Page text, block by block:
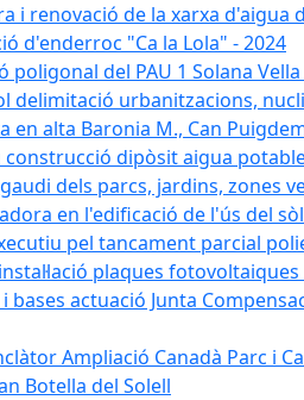
i renovació de la xarxa d'aigua
d'enderroc "Ca la Lola" - 2024
poligonal del PAU 1 Solana Vella
delimitació urbanitzacions,
en alta Baronia M., Can
dipòsit aigua
dels parcs, jardins, zones
en l'edificació de l'ús del
pel tancament parcial
plaques fotovoltaiques
actuació Junta
Ampliació Canadà Parc i
Botella del Solell